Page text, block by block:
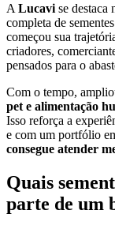
A Lucavi se destaca
completa de
começou sua
criadores,
pensados para o
Com o tempo,
pet e alimentação
Isso reforça a
e com um portfólio
consegue atender
Quais
parte de um